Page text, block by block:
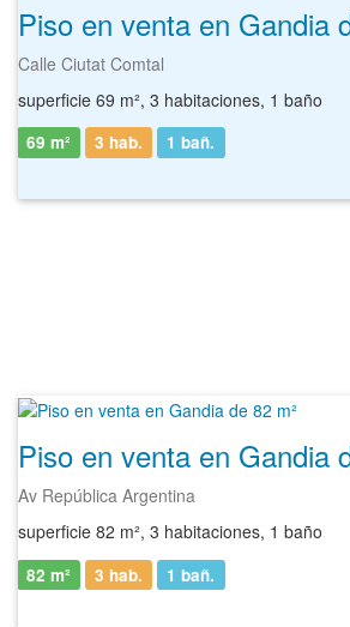
Piso en venta en Gandia
Calle Ciutat Comtal
superficie 69 m², 3 habitaciones, 1 baño
69 m² 3 hab. 1 bañ.
Piso en venta en Gandia
Av República Argentina
superficie 82 m², 3 habitaciones, 1 baño
82 m² 3 hab. 1 bañ.